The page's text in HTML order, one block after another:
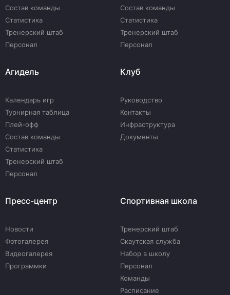
Состав команды
Статистика
Тренерский штаб
Персонал
Состав команды
Статистика
Тренерский штаб
Персонал
Агидель
Календарь игр
Турнирная таблица
Плей-офф
Состав команды
Статистика
Тренерский штаб
Персонал
Клуб
Руководство
Контакты
Инфраструктура
Документы
Пресс-центр
Новости
Фотогалерея
Видеогалерея
Программки
Спортивная школа
Тренерский штаб
Скаутская служба
Набор в школу
Персонал
Команды
Расписание